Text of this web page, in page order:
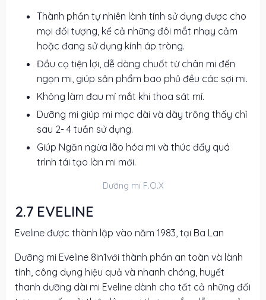
Thành phần tự nhiên lành tính sử dụng được cho
mọi đối tượng, kể cả những đôi mắt nhạy cảm
hoặc đang sử dụng kính áp tròng.
Đầu cọ tiện lợi, dễ dàng chuốt từ chân mi đến
ngọn mi, giúp sản phẩm bao phủ đều các sợi mi.
Không làm đau mí mắt khi thoa sát mí.
Dưỡng mi giúp mi mọc dài và dày trông thấy chỉ
sau 2- 4 tuần sử dụng.
Giúp Ngăn ngừa lão hóa mi và thúc đẩy quá
trình tái tạo làn mi mới.
Dưỡng mi F.O.X
EVELINE
Eveline được thành lập vào năm 1983, tại Ba Lan
Dưỡng mi Eveline 8in1với thành phần an toàn và lành
tính, công dụng hiệu quả và nhanh chóng, huyết
thanh dưỡng dài mi Eveline dành cho tất cả những đối